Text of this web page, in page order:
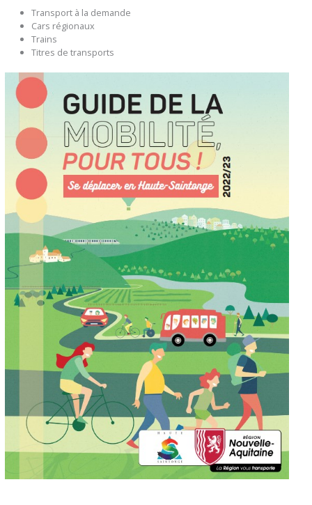
Transport à la demande
Cars régionaux
Trains
Titres de transports